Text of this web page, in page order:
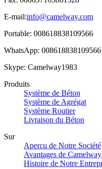
E-mail:info@camelway.com
Portable: 008618838109566
WhatsApp: 008618838109566
Skype: Camelway1983
Produits
Système de Béton
Système de Agrégat
Système Routier
Livraison du Béton
Sur
Apercu de Notre Société
Avantages de Camelway
Histoire de Notre